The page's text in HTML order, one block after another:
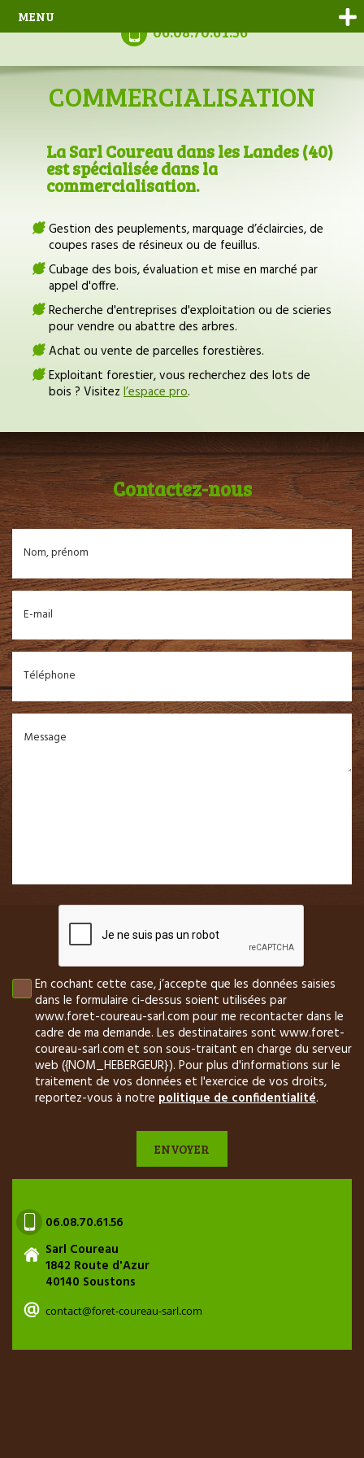
MENU
06.08.70.61.56
La Sarl Coureau dans les Landes (40)
est spécialisée dans la
commercialisation.
Gestion des peuplements, marquage d’éclaircies, de
coupes rases de résineux ou de feuillus.
Cubage des bois, évaluation et mise en marché par
appel d'offre.
Recherche d'entreprises d'exploitation ou de scieries
pour vendre ou abattre des arbres.
Achat ou vente de parcelles forestières.
Exploitant forestier, vous recherchez des lots de
bois ? Visitez l’espace pro.
COMMERCIALISATION
Contactez-nous
Nom, prénom
E-mail
Téléphone
Message
En cochant cette case, j’accepte que les données saisies
dans le formulaire ci-dessus soient utilisées par
www.foret-coureau-sarl.com pour me recontacter dans le
cadre de ma demande. Les destinataires sont www.foret-
coureau-sarl.com et son sous-traitant en charge du serveur
web ({NOM_HEBERGEUR}). Pour plus d'informations sur le
traitement de vos données et l'exercice de vos droits,
reportez-vous à notre politique de confidentialité.
06.08.70.61.56
Sarl Coureau
1842 Route d'Azur
40140 Soustons